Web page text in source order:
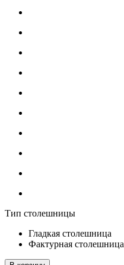
Тип столешницы
Гладкая столешница
Фактурная столешница